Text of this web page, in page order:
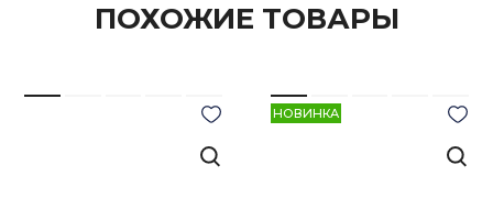
ПОХОЖИЕ ТОВАРЫ
НОВИНКА